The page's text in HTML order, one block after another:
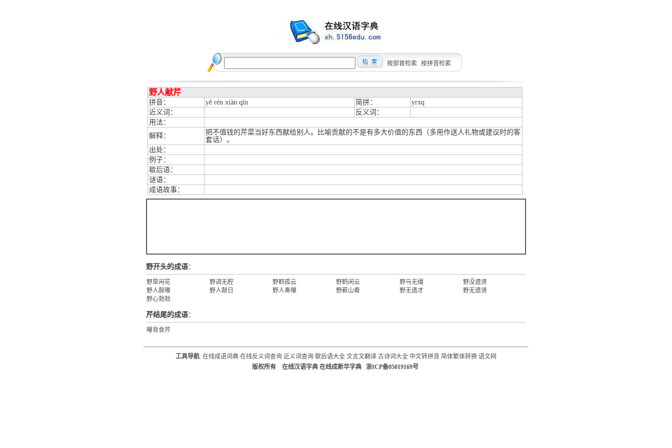
按部首检索 按拼音检索
野人献芹
拼音： yě rén xiàn qín 简拼：
yrxq
近义词：
反义词：
用法：
解释：
把不值钱的芹菜当好东西献给别人。比喻贡献的不是有多大价值的东西（多用作送人礼物或建议时的客
套话）。
出处：
例子：
歇后语：
谜语：
成语故事：
野开头的成语：
野草闲花 野调无腔 野鹤孤云 野鹤闲云 野马无缰
野没遗贤
野人献曝
野人献日 野人奏曝 野蔌山肴 野无遗才
野无遗贤
野心勃勃
芹结尾的成语：
曝背食芹
工具导航: 在线成语词典 在线反义词查询 近义词查询 歇后语大全 文言文翻译 古诗词大全 中文转拼音 简体繁体转换 语文网
版权所有 在线汉语字典 在线成新华字典 浙ICP备05019169号